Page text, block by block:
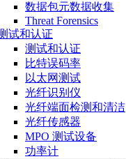
数据包元数据收集
Threat Forensics
试和认证
测试和认证
比特误码率
以太网测试
光纤识别仪
光纤端面检测和清洁
光纤传感器
MPO 测试设备
功率计